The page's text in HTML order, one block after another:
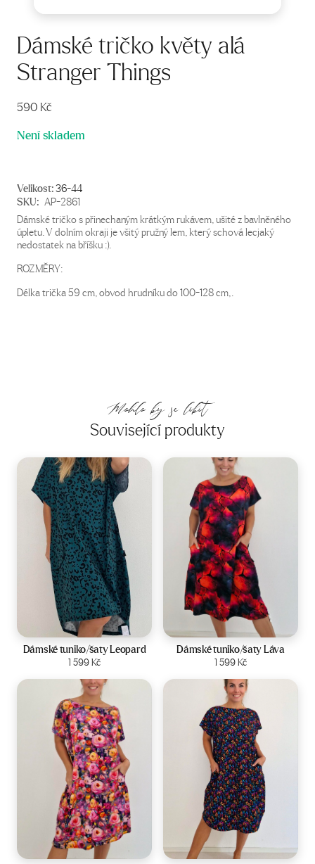
Dámské tričko květy alá
Stranger Things
590 Kč
Není skladem
Velikost:36-44
SKU: AP-2861
Dámské tričko s přinechaným krátkým rukávem, ušité z bavlněného
úpletu. V dolním okraji je všitý pružný lem, který schová lecjaký
nedostatek na bříšku :).
ROZMĚRY:
Délka trička 59 cm, obvod hrudníku do 100-128 cm,.
Mohlo by se líbit
Související produkty
Velikost:44-50
Dámské tuniko/šaty Leopard
1 599Kč
Zobrazit produkt
Velikost: 44-50
Dámské tuniko/šaty Láva
1 599Kč
Zobrazit produkt
Velikost:44-50 Velikost:44-50